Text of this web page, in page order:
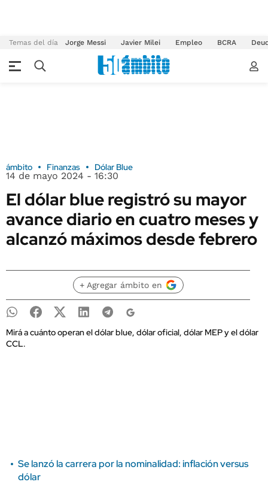
Temas del día Jorge Messi Javier Milei Empleo BCRA
ámbito Finanzas Dólar Blue
14 de mayo 2024 - 16:30
El dólar blue registró su mayor
avance diario en cuatro meses y
alcanzó máximos desde febrero
+ Agregar ámbito en
Mirá a cuánto operan el dólar blue, dólar oficial, dólar MEP y el dólar
CCL.
Se lanzó la carrera por la nominalidad: inflación versus
dólar